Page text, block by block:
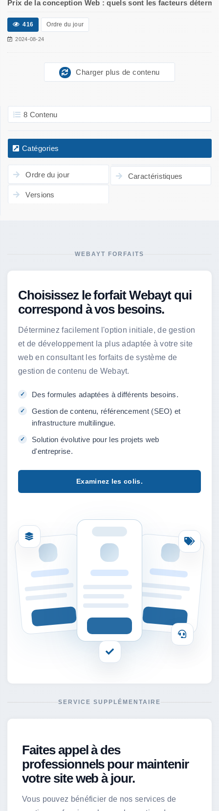
Prix de la conception Web : quels sont les facteurs
416 Ordre du jour
2024-08-24
Charger plus de contenu
8 Contenu
Catégories
Ordre du jour
Versions
Caractéristiques
WEBAYT FORFAITS
Choisissez le forfait Webayt qui
correspond à vos besoins.
Déterminez facilement l'option initiale, de gestion
et de développement la plus adaptée à votre site
web en consultant les forfaits de système de
gestion de contenu de Webayt.
Des formules adaptées à différents besoins.
Gestion de contenu, référencement (SEO) et
infrastructure multilingue.
Solution évolutive pour les projets web
d'entreprise.
Examinez les colis.
SERVICE SUPPLÉMENTAIRE
Faites appel à des
professionnels pour maintenir
votre site web à jour.
Vous pouvez bénéficier de nos services de